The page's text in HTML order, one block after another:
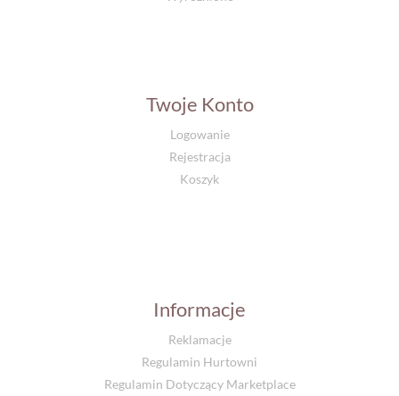
Twoje Konto
Logowanie
Rejestracja
Koszyk
Informacje
Reklamacje
Regulamin Hurtowni
Regulamin Dotyczący Marketplace